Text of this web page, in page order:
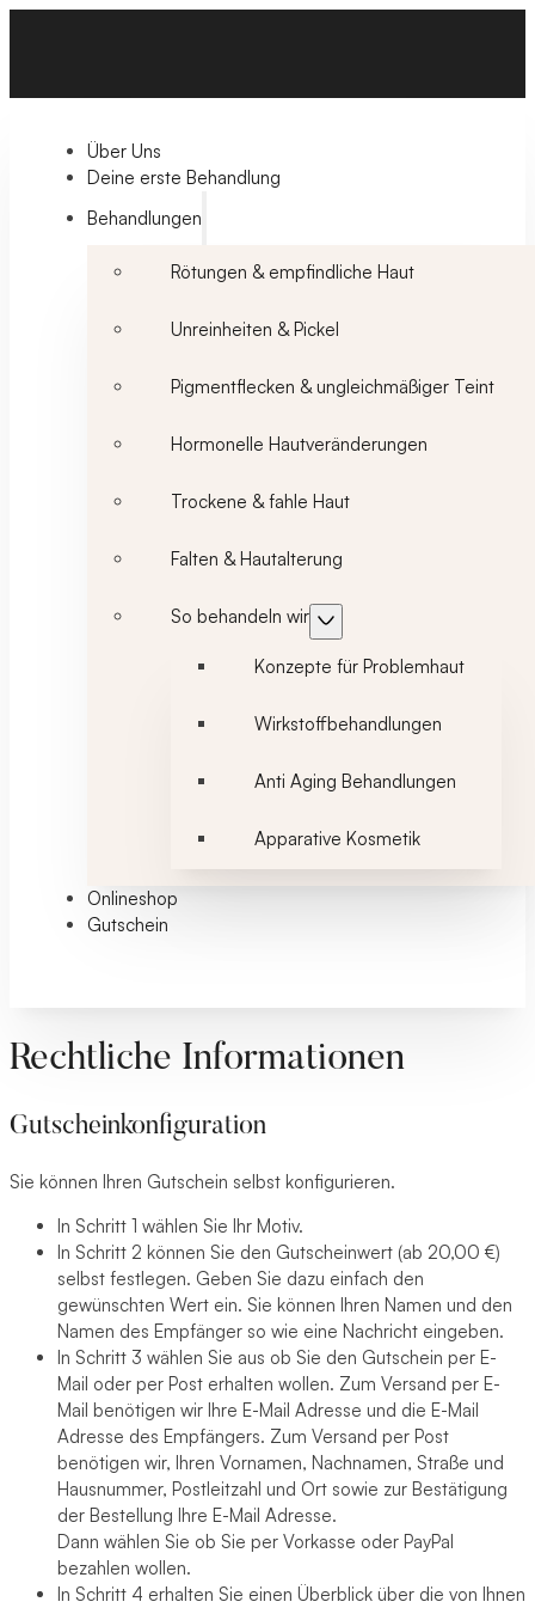
Über Uns
Deine erste Behandlung
Behandlungen
Rötungen & empfindliche Haut
Unreinheiten & Pickel
Pigmentflecken & ungleichmäßiger Teint
Hormonelle Hautveränderungen
Trockene & fahle Haut
Falten & Hautalterung
So behandeln wir
Konzepte für Problemhaut
Wirkstoffbehandlungen
Anti Aging Behandlungen
Apparative Kosmetik
Onlineshop
Gutschein
Rechtliche Informationen
Gutscheinkonfiguration
Sie können Ihren Gutschein selbst konfigurieren.
In Schritt 1 wählen Sie Ihr Motiv.
In Schritt 2 können Sie den Gutscheinwert (ab 20,00 €)
selbst festlegen. Geben Sie dazu einfach den
gewünschten Wert ein. Sie können Ihren Namen und den
Namen des Empfänger so wie eine Nachricht eingeben.
In Schritt 3 wählen Sie aus ob Sie den Gutschein per E-
Mail oder per Post erhalten wollen. Zum Versand per E-
Mail benötigen wir Ihre E-Mail Adresse und die E-Mail
Adresse des Empfängers. Zum Versand per Post
benötigen wir, Ihren Vornamen, Nachnamen, Straße und
Hausnummer, Postleitzahl und Ort sowie zur Bestätigung
der Bestellung Ihre E-Mail Adresse.
Dann wählen Sie ob Sie per Vorkasse oder PayPal
bezahlen wollen.
In Schritt 4 erhalten Sie einen Überblick über die von Ihnen